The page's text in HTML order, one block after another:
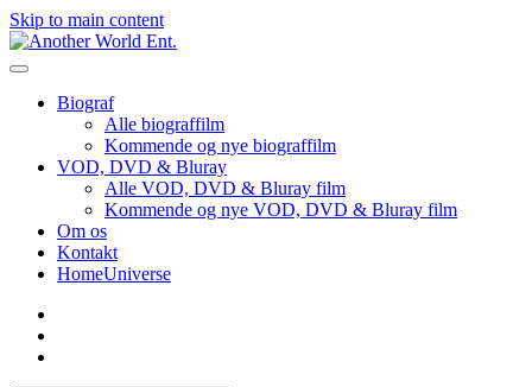
Skip to main content
Biograf
Alle biograffilm
Kommende og nye biograffilm
VOD, DVD & Bluray
Alle VOD, DVD & Bluray film
Kommende og nye VOD, DVD & Bluray film
Om os
Kontakt
HomeUniverse